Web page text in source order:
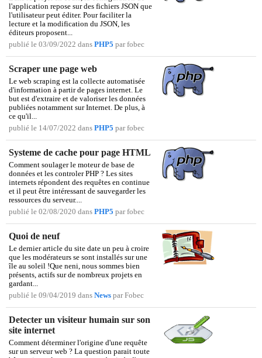
l'application repose sur des fichiers JSON que
l'utilisateur peut éditer. Pour faciliter la
lecture et la modification du JSON, les
éditeurs proposent...
publié le 03/09/2022 dans PHP5 par fobec
Scraper une page web
Le web scraping est la collecte automatisée
d'information à partir de pages internet. Le
but est d'extraire et de valoriser les données
publiées notamment sur Internet. De plus, à
ce qu'il...
publié le 14/07/2022 dans PHP5 par fobec
Systeme de cache pour page HTML
Comment soulager le moteur de base de
données et les controler PHP ? Les sites
internets répondent des requêtes en continue
et il peut être intéressant de sauvegarder les
ressources du serveur....
publié le 02/08/2020 dans PHP5 par fobec
Quoi de neuf
Le dernier article du site date un peu à croire
que les modérateurs se sont installés sur une
île au soleil !Que neni, nous sommes bien
présents, actifs sur de nombreux projets en
gardant...
publié le 09/04/2019 dans News par Fobec
Detecter un visiteur humain sur son
site internet
Comment déterminer l'origine d'une requête
sur un serveur web ? La question parait toute